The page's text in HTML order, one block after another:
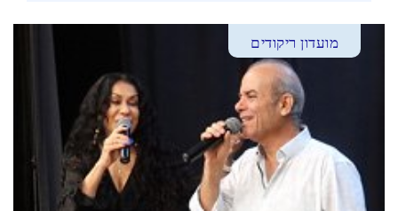
מועדון ריקודים